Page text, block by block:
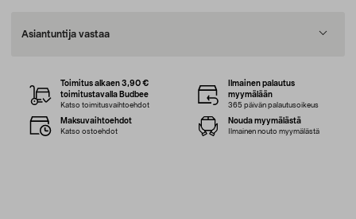
Asiantuntija vastaa
Toimitus alkaen 3,90 €
toimitustavalla Budbee
Katso toimitusvaihtoehdot
Ilmainen palautus
myymälään
365 päivän palautusoikeus
Maksuvaihtoehdot
Katso ostoehdot
Nouda myymälästä
Ilmainen nouto myymälästä